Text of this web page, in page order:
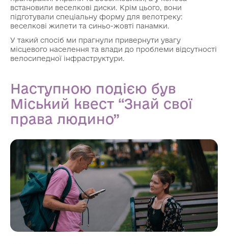
встановили веселкові диски. Крім цього, вони
підготували спеціальну форму для велотреку:
веселкові жилети та синьо-жовті панамки.
У такий спосіб ми прагнули привернути увагу
місцевого населення та влади до проблеми відсутності
велосипедної інфраструктури.
Наступною подією був
Міський квест “Знай свої
права людино”